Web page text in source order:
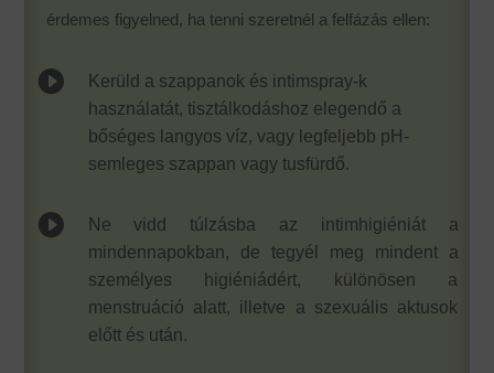
érdemes figyelned, ha tenni szeretnél a felfázás ellen:

Kerüld a szappanok és intimspray-k
használatát, tisztálkodáshoz elegendő a
bőséges langyos víz, vagy legfeljebb pH-
semleges szappan vagy tusfürdő.

Ne vidd túlzásba az intimhigiéniát a
mindennapokban, de tegyél meg mindent a
személyes higiéniádért, különösen a
menstruáció alatt, illetve a szexuális aktusok
előtt és után.